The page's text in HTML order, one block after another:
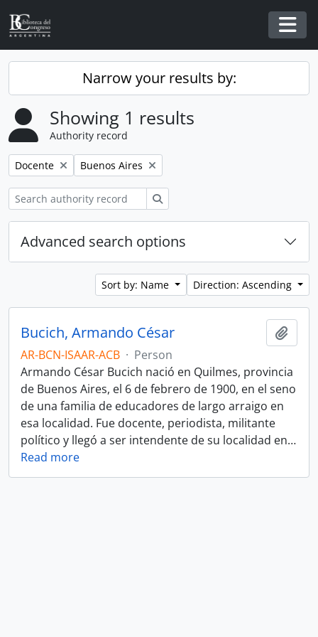
Skip to main content
Narrow your results by:
Showing 1 results
Authority record
Remove filter:
Docente Remove filter:
Buenos Aires
Advanced search options
Sort by: Name Direction: Ascending
Bucich, Armando César
AR-BCN-ISAAR-ACB · Person
Armando César Bucich nació en Quilmes, provincia
de Buenos Aires, el 6 de febrero de 1900, en el seno
de una familia de educadores de largo arraigo en
esa localidad. Fue docente, periodista, militante
político y llegó a ser intendente de su localidad en…
Read more